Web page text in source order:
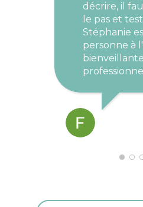
décrire, il
le pas et
Stéphanie
personne à